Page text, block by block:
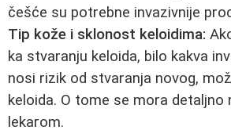
češće su potrebne invazivnije
Tip kože i sklonost keloidima:
ka stvaranju keloida, bilo kakva
nosi rizik od stvaranja novog,
keloida. O tome se mora detaljno
lekarom.